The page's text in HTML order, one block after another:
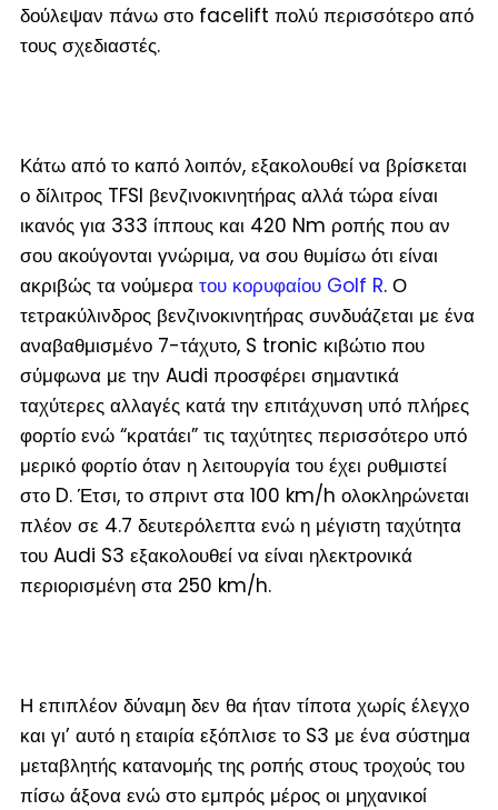
δούλεψαν πάνω στο facelift πολύ περισσότερο από
τους σχεδιαστές.
Κάτω από το καπό λοιπόν, εξακολουθεί να βρίσκεται
ο δίλιτρος TFSI βενζινοκινητήρας αλλά τώρα είναι
ικανός για 333 ίππους και 420 Nm ροπής που αν
σου ακούγονται γνώριμα, να σου θυμίσω ότι είναι
ακριβώς τα νούμερα του κορυφαίου Golf R. Ο
τετρακύλινδρος βενζινοκινητήρας συνδυάζεται με ένα
αναβαθμισμένο 7-τάχυτο, S tronic κιβώτιο που
σύμφωνα με την Audi προσφέρει σημαντικά
ταχύτερες αλλαγές κατά την επιτάχυνση υπό πλήρες
φορτίο ενώ “κρατάει” τις ταχύτητες περισσότερο υπό
μερικό φορτίο όταν η λειτουργία του έχει ρυθμιστεί
στο D. Έτσι, το σπριντ στα 100 km/h ολοκληρώνεται
πλέον σε 4.7 δευτερόλεπτα ενώ η μέγιστη ταχύτητα
του Audi S3 εξακολουθεί να είναι ηλεκτρονικά
περιορισμένη στα 250 km/h.
Η επιπλέον δύναμη δεν θα ήταν τίποτα χωρίς έλεγχο
και γι’ αυτό η εταιρία εξόπλισε το S3 με ένα σύστημα
μεταβλητής κατανομής της ροπής στους τροχούς του
πίσω άξονα ενώ στο εμπρός μέρος οι μηχανικοί